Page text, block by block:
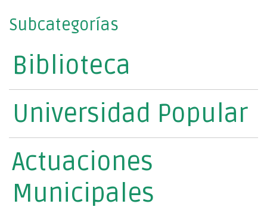
Subcategorías
Biblioteca
Universidad Popular
Actuaciones
Municipales